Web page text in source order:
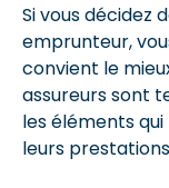
Si vous décidez
emprunteur,
convient le
assureurs sont
les éléments
leurs